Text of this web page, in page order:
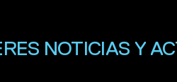
NOTICIAS Y